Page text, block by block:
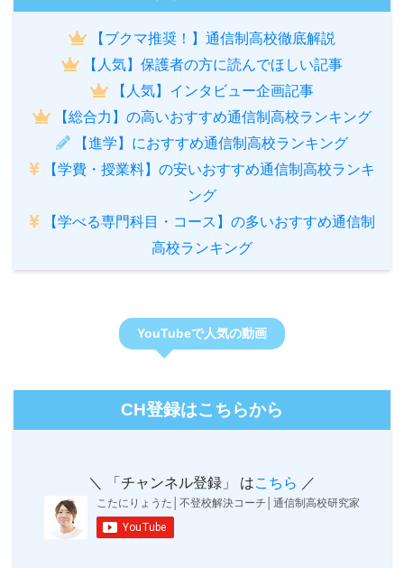
【ブクマ推奨！】通信制高校徹底解説
【人気】保護者の方に読んでほしい記事
【人気】インタビュー企画記事
【総合力】の高いおすすめ通信制高校ランキング
【進学】におすすめ通信制高校ランキング
【学費・授業料】の安いおすすめ通信制高校ランキ
ング
【学べる専門科目・コース】の多いおすすめ通信制
高校ランキング
YouTubeで人気の動画
CH登録はこちらから
＼ 「チャンネル登録」 はこちら ／